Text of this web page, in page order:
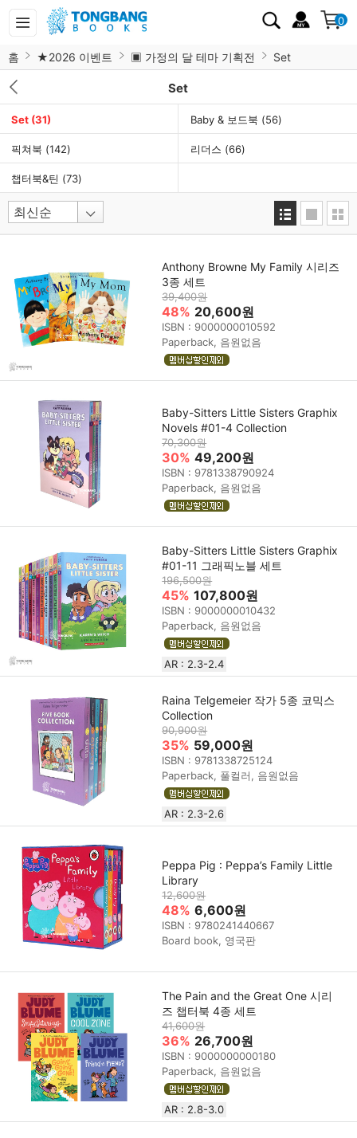
0
홈 ★2026 이벤트 ▣ 가정의 달 테마 기획전 Set
Set
Set (31) Baby & 보드북 (56)
픽쳐북 (142) 리더스 (66)
챕터북&틴 (73)
Anthony Browne My Family 시리즈
3종 세트
39,400원
48% 20,600원
ISBN : 9000000010592
Paperback, 음원없음
Baby-Sitters Little Sisters Graphix
Novels #01-4 Collection
70,300원
30% 49,200원
ISBN : 9781338790924
Paperback, 음원없음
Baby-Sitters Little Sisters Graphix
#01-11 그래픽노블 세트
196,500원
45% 107,800원
ISBN : 9000000010432
Paperback, 음원없음
AR : 2.3-2.4
Raina Telgemeier 작가 5종 코믹스
Collection
90,900원
35% 59,000원
ISBN : 9781338725124
Paperback, 풀컬러, 음원없음
AR : 2.3-2.6
Peppa Pig : Peppa’s Family Little
Library
12,600원
48% 6,600원
ISBN : 9780241440667
Board book, 영국판
The Pain and the Great One 시리
즈 챕터북 4종 세트
41,600원
36% 26,700원
ISBN : 9000000000180
Paperback, 음원없음
AR : 2.8-3.0